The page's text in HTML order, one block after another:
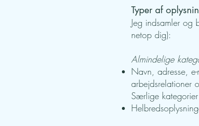
Typer af
Jeg indsamler og
netop dig):
Almindelige
Navn, adresse,
arbejdsrelationer
Særlige kategorier